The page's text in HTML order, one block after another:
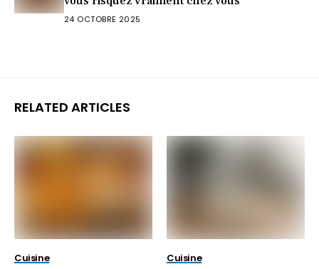
24 OCTOBRE 2025
RELATED ARTICLES
Cuisine Cuisine